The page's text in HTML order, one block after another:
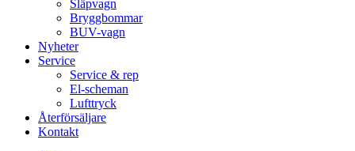
Släpvagn
Bryggbommar
BUV-vagn
Nyheter
Service
Service & rep
El-scheman
Lufttryck
Återförsäljare
Kontakt